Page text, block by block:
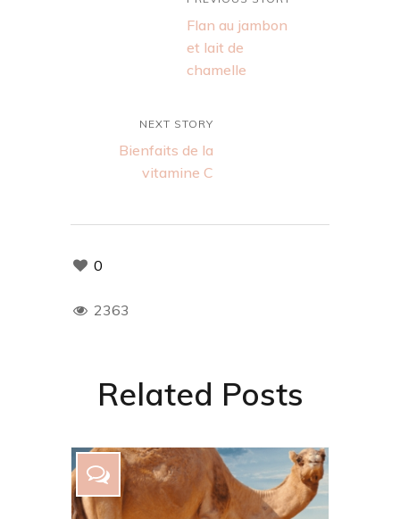
Flan au jambon
et lait de
chamelle
NEXT STORY
Bienfaits de la
vitamine C
0
2363
Related Posts